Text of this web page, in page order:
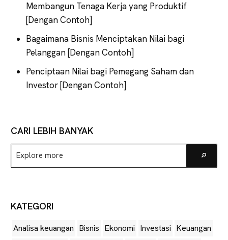
Membangun Tenaga Kerja yang Produktif
[Dengan Contoh]
Bagaimana Bisnis Menciptakan Nilai bagi
Pelanggan [Dengan Contoh]
Penciptaan Nilai bagi Pemegang Saham dan
Investor [Dengan Contoh]
CARI LEBIH BANYAK
Explore
more
KATEGORI
Analisa keuangan Bisnis Ekonomi Investasi Keuangan